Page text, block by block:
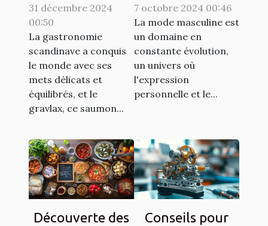
techniques de
gravlax avec
légumes racines
31 décembre 2024
00:50
La gastronomie
scandinave a conquis
le monde avec ses
mets délicats et
équilibrés, et le
gravlax, ce saumon...
redéfinissent
l'élégance
masculine
moderne
7 octobre 2024 00:46
La mode masculine est
un domaine en
constante évolution,
un univers où
l'expression
personnelle et le...
Découverte des
Conseils pour